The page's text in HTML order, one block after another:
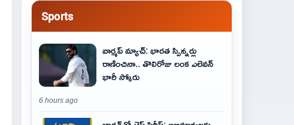
Sports
వార్మప్ మ్యాచ్: భారత స్పిన్నర్లు
రాణించినా.. తొలిరోజు లంక ఎలెవన్
భారీ స్కోరు
6 hours ago